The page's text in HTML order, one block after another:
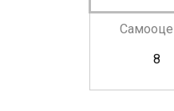
8